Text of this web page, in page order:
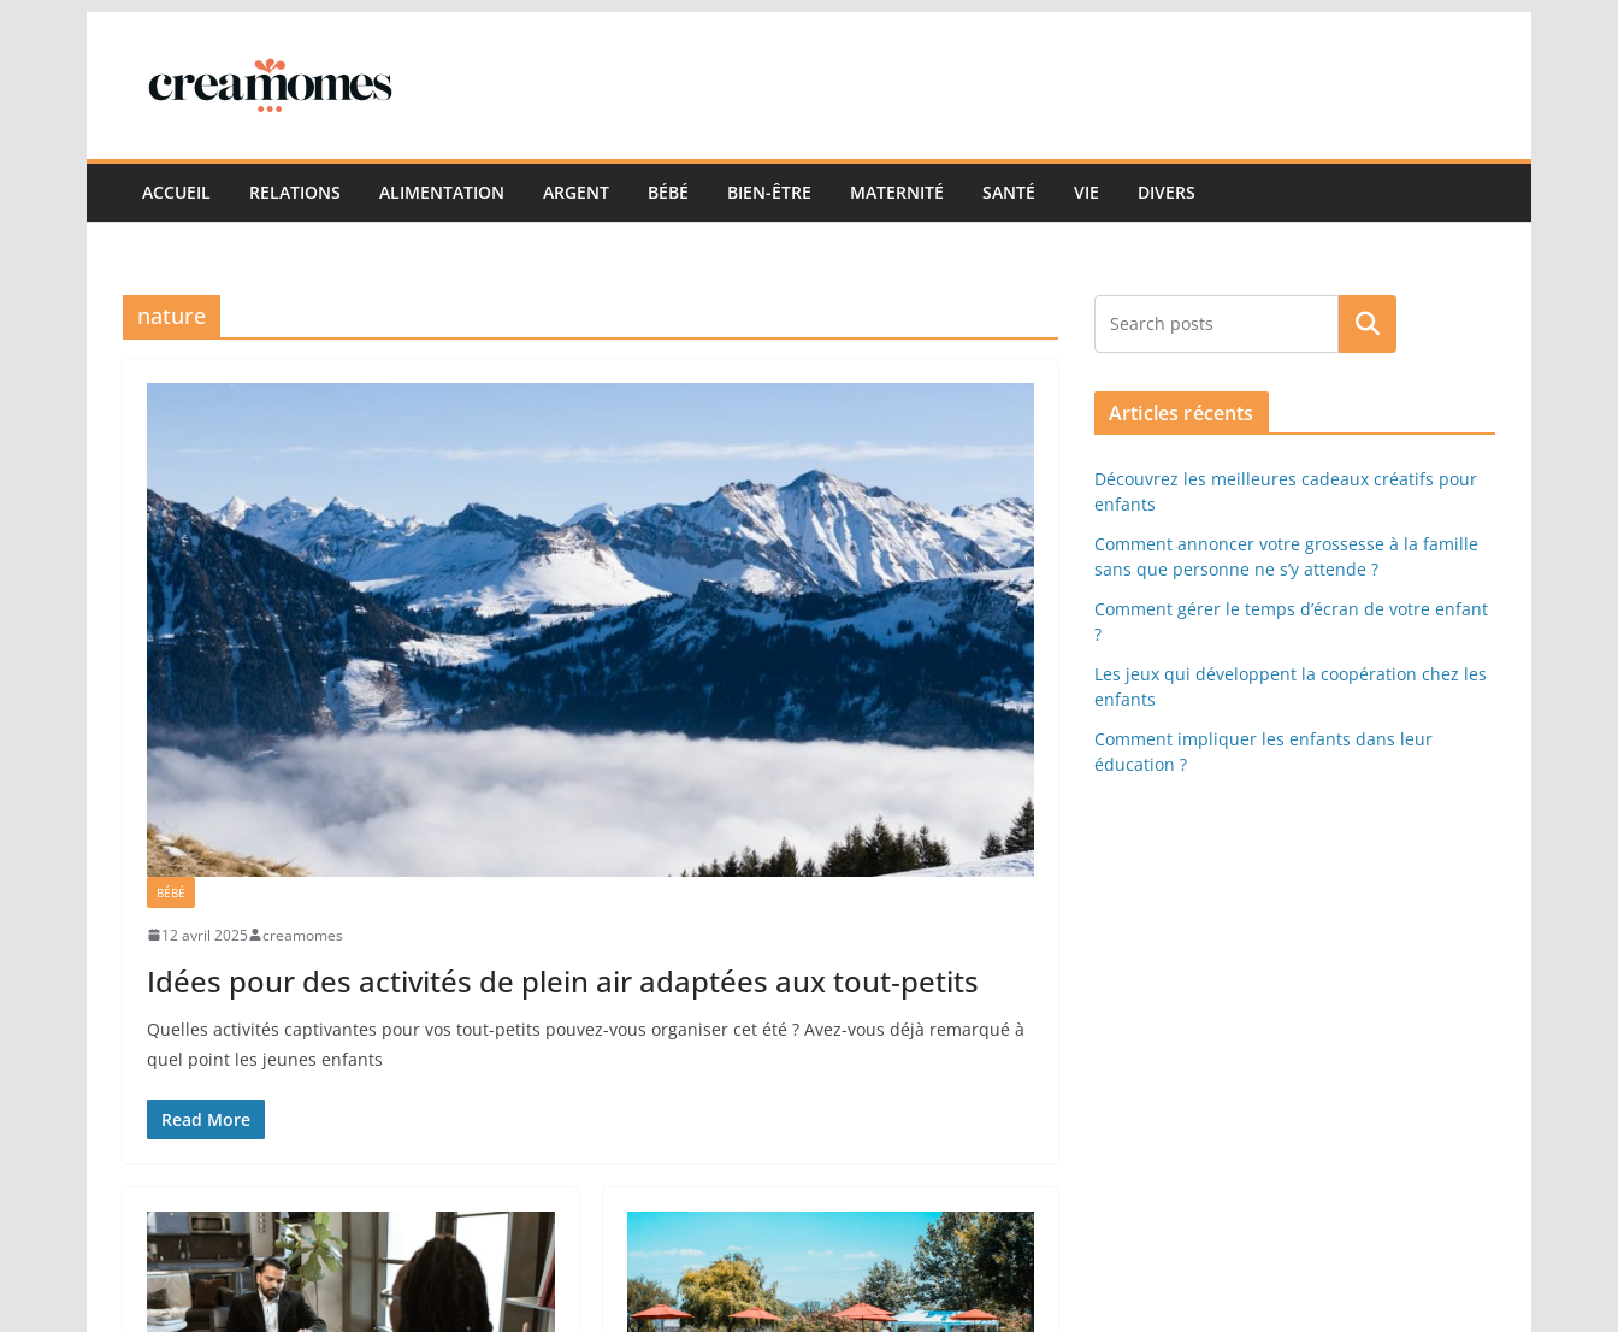
contenu
ACCUEIL RELATIONS ALIMENTATION ARGENT BÉBÉ BIEN-ÊTRE MATERNITÉ SANTÉ VIE DIVERS
nature
BÉBÉ
12 avril 2025 creamomes
Idées pour des activités de plein air adaptées aux tout‐petits
Quelles activités captivantes pour vos tout-petits pouvez-vous organiser cet été ? Avez-vous déjà remarqué à
quel point les jeunes enfants
Read More
Rechercher
Articles récents
Découvrez les meilleures cadeaux créatifs pour
enfants
Comment annoncer votre grossesse à la famille
sans que personne ne s’y attende ?
Comment gérer le temps d’écran de votre enfant
?
Les jeux qui développent la coopération chez les
enfants
Comment impliquer les enfants dans leur
éducation ?